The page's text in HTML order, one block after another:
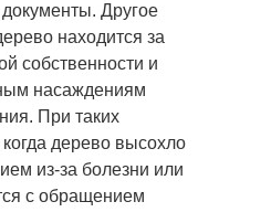
Другое
находится за
собственности и
насаждениям
При таких
когда дерево высохло
из-за болезни или
с обращением